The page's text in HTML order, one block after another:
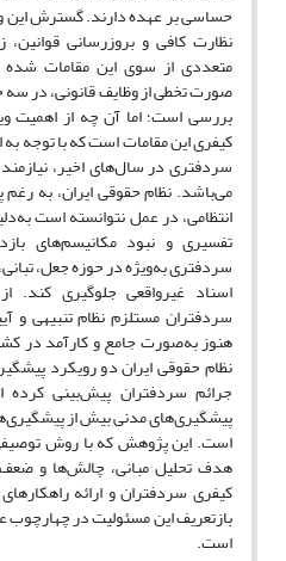
حساسی بر عهده دارند. گسترش این
نظارت کافی و بروزرسانی
متعددی از سوی این مقامات
صورت تخطی از وظایف قانونی، در سه
بررسی است؛ اما آن چه از اهمیت
کیفری این مقامات است که با توجه
سردفتری در سال‌های اخیر،
می‌باشد. نظام حقوقی ایران، به
انتظامی، در عمل نتوانسته است
تفسیری و نبود مکانیسم‌های
سردفتری به‌ویژه در حوزه جعل،
اسناد غیرواقعی جلوگیری کند.
سردفتران مستلزم نظام تنبیهی
هنوز به‌صورت جامع و کارآمد در
نظام حقوقی ایران دو رویکرد
جرائم سردفتران پیش‌بینی
پیشگیری‌های مدنی بیش از
است. این پژوهش که با روش
هدف تحلیل مبانی، چالش‌ها و
کیفری سردفتران و ارائه
بازتعریف این مسئولیت در چهارچوب
است.